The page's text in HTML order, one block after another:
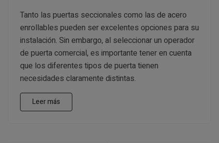
Tanto las puertas seccionales como las de acero
enrollables pueden ser excelentes opciones para su
instalación. Sin embargo, al seleccionar un operador
de puerta comercial, es importante tener en cuenta
que los diferentes tipos de puerta tienen
necesidades claramente distintas.
Leer más